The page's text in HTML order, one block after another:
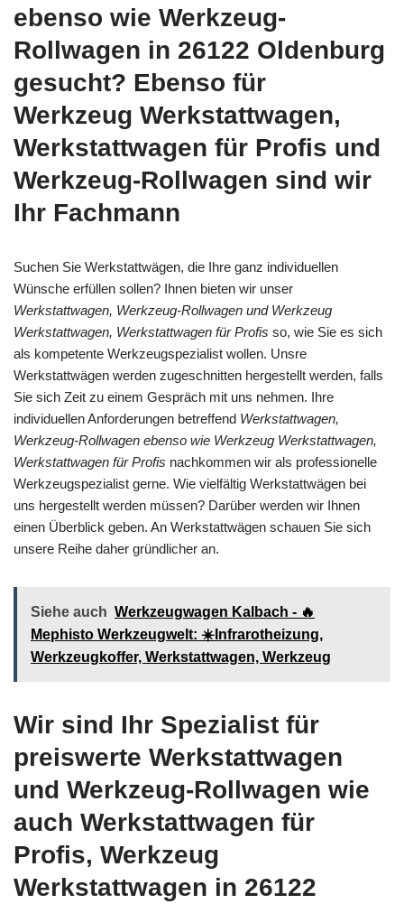
ebenso wie Werkzeug-
Rollwagen in 26122 Oldenburg
gesucht? Ebenso für
Werkzeug Werkstattwagen,
Werkstattwagen für Profis und
Werkzeug-Rollwagen sind wir
Ihr Fachmann
Suchen Sie Werkstattwägen, die Ihre ganz individuellen
Wünsche erfüllen sollen? Ihnen bieten wir unser
Werkstattwagen, Werkzeug-Rollwagen und Werkzeug
Werkstattwagen, Werkstattwagen für Profis so, wie Sie es sich
als kompetente Werkzeugspezialist wollen. Unsre
Werkstattwägen werden zugeschnitten hergestellt werden, falls
Sie sich Zeit zu einem Gespräch mit uns nehmen. Ihre
individuellen Anforderungen betreffend Werkstattwagen,
Werkzeug-Rollwagen ebenso wie Werkzeug Werkstattwagen,
Werkstattwagen für Profis nachkommen wir als professionelle
Werkzeugspezialist gerne. Wie vielfältig Werkstattwägen bei
uns hergestellt werden müssen? Darüber werden wir Ihnen
einen Überblick geben. An Werkstattwägen schauen Sie sich
unsere Reihe daher gründlicher an.
Siehe auch Werkzeugwagen Kalbach - 🔥
Mephisto Werkzeugwelt: ☀️Infrarotheizung,
Werkzeugkoffer, Werkstattwagen, Werkzeug
Wir sind Ihr Spezialist für
preiswerte Werkstattwagen
und Werkzeug-Rollwagen wie
auch Werkstattwagen für
Profis, Werkzeug
Werkstattwagen in 26122